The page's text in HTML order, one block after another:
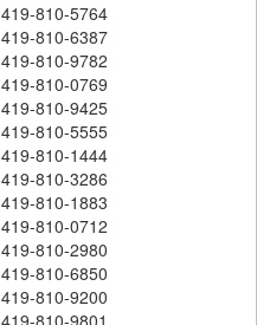
419-810-5764
419-810-6387
419-810-9782
419-810-0769
419-810-9425
419-810-5555
419-810-1444
419-810-3286
419-810-1883
419-810-0712
419-810-2980
419-810-6850
419-810-9200
419-810-9801